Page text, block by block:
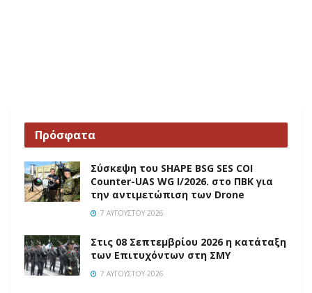
Πρόσφατα
Σύσκεψη του SHAPE BSG SES COI
Counter-UAS WG I/2026. στο ΠΒΚ για
την αντιμετώπιση των Drone
7 ΑΥΓΟΎΣΤΟΥ 2026
Στις 08 Σεπτεμβρίου 2026 η κατάταξη
των Επιτυχόντων στη ΣΜΥ
7 ΑΥΓΟΎΣΤΟΥ 2026